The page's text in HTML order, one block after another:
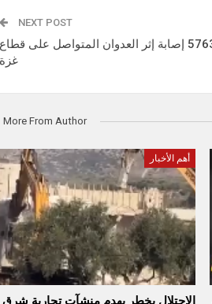
NEXT POST
1203 شهداء و5763 إصابة إثر العدوان المتواصل على قطاع
غزة
More From Author
أهم الأخبار
الاحتلال يخطر بهدم منشآت تجارية شرق